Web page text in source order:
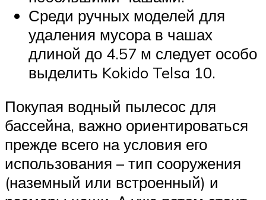
Среди ручных моделей для
удаления мусора в чашах
длиной до 4.57 м следует особо
выделить Kokido Telsa 10.
Покупая водный пылесос для
бассейна, важно ориентироваться
прежде всего на условия его
использования – тип сооружения
(наземный или встроенный) и